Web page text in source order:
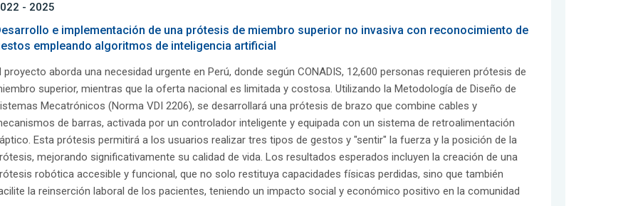
- 2025
e implementación de una prótesis de miembro superior no invasiva con reconocimiento de
empleando algoritmos de inteligencia artificial
proyecto aborda una necesidad urgente en Perú, donde según CONADIS, 12,600 personas requieren prótesis de
superior, mientras que la oferta nacional es limitada y costosa. Utilizando la Metodología de Diseño de
Mecatrónicos (Norma VDI 2206), se desarrollará una prótesis de brazo que combine cables y
de barras, activada por un controlador inteligente y equipada con un sistema de retroalimentación
Esta prótesis permitirá a los usuarios realizar tres tipos de gestos y "sentir" la fuerza y la posición de la
mejorando significativamente su calidad de vida. Los resultados esperados incluyen la creación de una
robótica accesible y funcional, que no solo restituya capacidades físicas perdidas, sino que también
la reinserción laboral de los pacientes, teniendo un impacto social y económico positivo en la comunidad